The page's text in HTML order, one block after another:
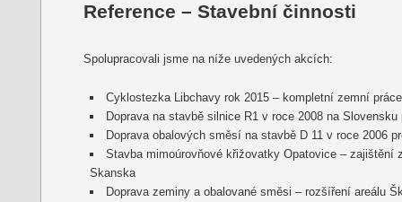
Reference – Stavební činnosti
Spolupracovali jsme na níže uvedených akcích:
Cyklostezka Libchavy rok 2015 – kompletní zemní
Doprava na stavbě silnice R1 v roce 2008 na Slovensku
Doprava obalových směsí na stavbě D 11 v roce 2006
Stavba mimoúrovňové křižovatky Opatovice – zajištění
Skanska
Doprava zeminy a obalované směsi – rozšíření areálu